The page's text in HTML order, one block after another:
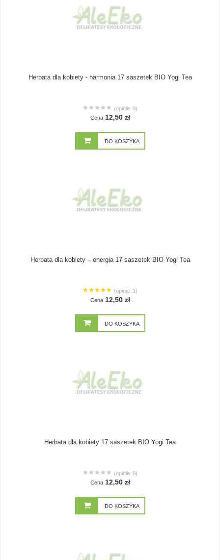
Herbata dla kobiety - harmonia 17 saszetek BIO Yogi Tea
(opinie: 0)
Cena 12,50 zł
DO KOSZYKA
Herbata dla kobiety – energia 17 saszetek BIO Yogi Tea
(opinie: 1)
Cena 12,50 zł
DO KOSZYKA
Herbata dla kobiety 17 saszetek BIO Yogi Tea
(opinie: 0)
Cena 12,50 zł
DO KOSZYKA